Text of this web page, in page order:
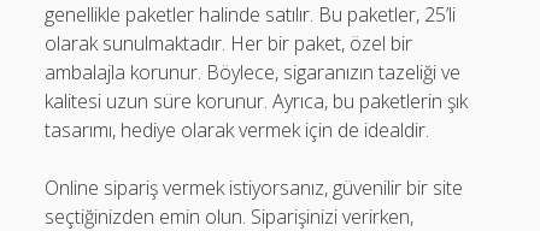
genellikle paketler halinde satılır. Bu paketler, 25’li
olarak sunulmaktadır. Her bir paket, özel bir
ambalajla korunur. Böylece, sigaranızın tazeliği ve
kalitesi uzun süre korunur. Ayrıca, bu paketlerin şık
tasarımı, hediye olarak vermek için de idealdir.
Online sipariş vermek istiyorsanız, güvenilir bir site
seçtiğinizden emin olun. Siparişinizi verirken,